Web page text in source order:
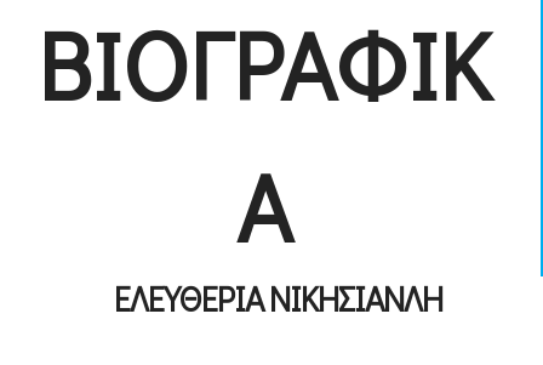
ΒΙΟΓΡΑΦΙΚ
Α
ΕΛΕΥΘΕΡΙΑ ΝΙΚΗΣΙΑΝΛΗ